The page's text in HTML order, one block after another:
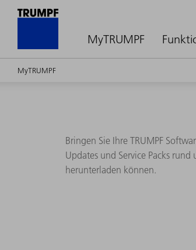
MyTRUMPF
MyTRUMPF
Bringen Sie Ihre TRUMPF
Updates und Service Packs
herunterladen können.